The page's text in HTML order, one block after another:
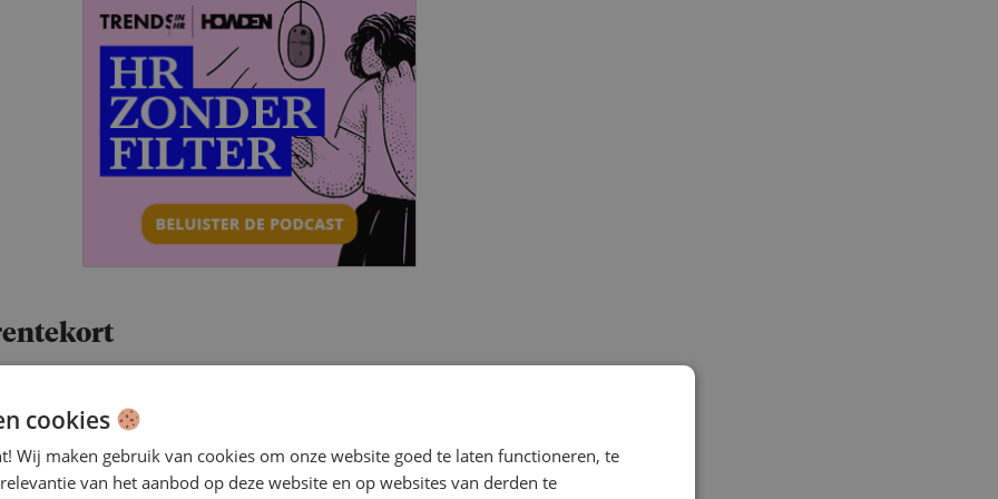
het grote aantal 55-plussers en de afname van het aantal
Het CBS geeft ook aan dat het aantal
de komende tien jaar met 70.000 daalt. Het
cookies
Wij maken gebruik van cookies om onze website goed te laten functioneren, te
van het aanbod op deze website en op websites van derden te